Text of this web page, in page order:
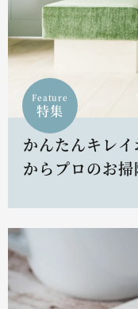
Feature
特集
かんたんキレ
からプロのお掃